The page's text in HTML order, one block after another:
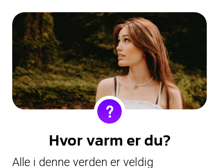
Hvor varm er du?
Alle i denne verden er veldig